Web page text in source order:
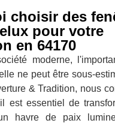
choisir des
pour votre
en 64170
moderne,
ne peut être sous-
& Tradition, nous
est essentiel de
havre de paix